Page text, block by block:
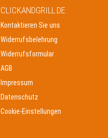
CLICKANDGRILL.DE
Kontaktieren Sie uns
Widerrufsbelehrung
Widerrufsformular
AGB
Impressum
Datenschutz
Cookie-Einstellungen